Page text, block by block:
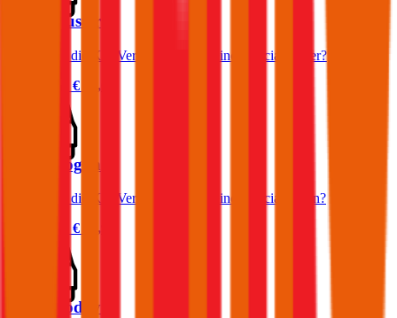
Dacia Duster
Was kostet die Kfz-Versicherung für einen Dacia Duster?
€ 50,06
Dacia Logan
Was kostet die Kfz-Versicherung für einen Dacia Logan?
€ 38,90
Dacia Lodgy